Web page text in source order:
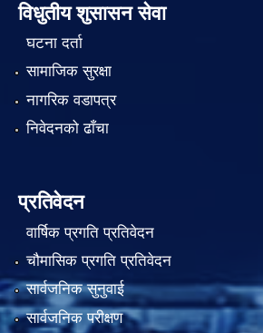
विधुतीय शुसासन सेवा
घटना दर्ता
सामाजिक सुरक्षा
नागरिक वडापत्र
निवेदनको ढाँचा
प्रतिवेदन
वार्षिक प्रगति प्रतिवेदन
चौमासिक प्रगति प्रतिवेदन
सार्वजनिक सुनुवाई
सार्वजनिक परीक्षण